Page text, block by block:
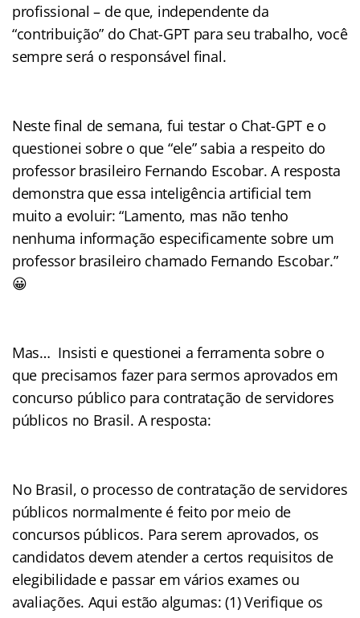
profissional – de que, independente da
“contribuição” do Chat-GPT para seu trabalho, você
sempre será o responsável final.
Neste final de semana, fui testar o Chat-GPT e o
questionei sobre o que “ele” sabia a respeito do
professor brasileiro Fernando Escobar. A resposta
demonstra que essa inteligência artificial tem
muito a evoluir: “Lamento, mas não tenho
nenhuma informação especificamente sobre um
professor brasileiro chamado Fernando Escobar.”
😀
Mas… Insisti e questionei a ferramenta sobre o
que precisamos fazer para sermos aprovados em
concurso público para contratação de servidores
públicos no Brasil. A resposta:
No Brasil, o processo de contratação de servidores
públicos normalmente é feito por meio de
concursos públicos. Para serem aprovados, os
candidatos devem atender a certos requisitos de
elegibilidade e passar em vários exames ou
avaliações. Aqui estão algumas: (1) Verifique os